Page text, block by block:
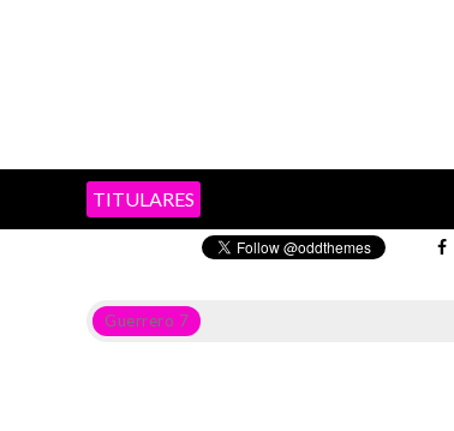
TITULARES
Guerrero 7